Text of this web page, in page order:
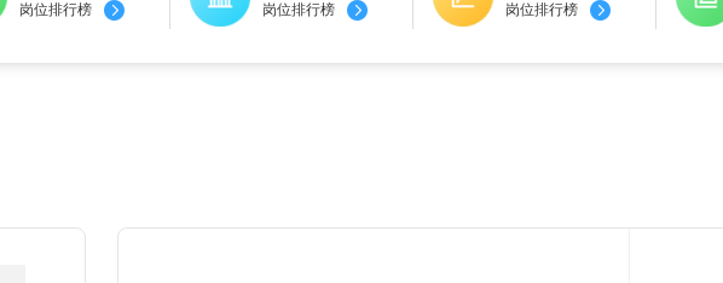
岗位排行榜
岗位排行榜
岗位排行榜